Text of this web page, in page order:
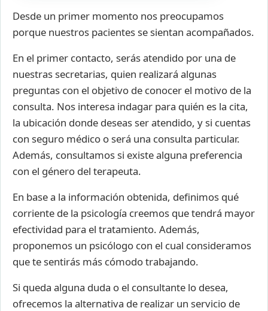
Desde un primer momento nos preocupamos
porque nuestros pacientes se sientan acompañados.
En el primer contacto, serás atendido por una de
nuestras secretarias, quien realizará algunas
preguntas con el objetivo de conocer el motivo de la
consulta. Nos interesa indagar para quién es la cita,
la ubicación donde deseas ser atendido, y si cuentas
con seguro médico o será una consulta particular.
Además, consultamos si existe alguna preferencia
con el género del terapeuta.
En base a la información obtenida, definimos qué
corriente de la psicología creemos que tendrá mayor
efectividad para el tratamiento. Además,
proponemos un psicólogo con el cual consideramos
que te sentirás más cómodo trabajando.
Si queda alguna duda o el consultante lo desea,
ofrecemos la alternativa de realizar un servicio de